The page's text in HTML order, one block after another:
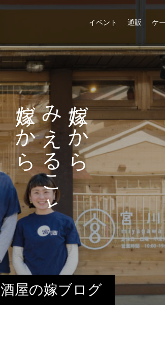
イベント 通販 ケ
酒屋の嫁ブログ
だ
か
ら
み
え
る
こ
と
だ
か
ら
た
の
し
め
る
こ
と